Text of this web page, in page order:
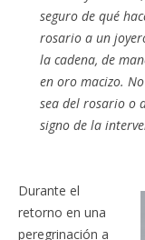
seguro de qué
rosario a un
la cadena, de
en oro macizo.
sea del rosario o
signo de la
Durante el
retorno en una
peregrinación a